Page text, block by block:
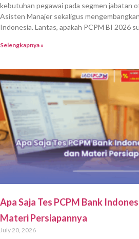
kebutuhan pegawai pada segmen jabatan
Asisten Manajer sekaligus
Indonesia. Lantas, apakah PCPM BI 2026
Selengkapnya »
Apa Saja Tes PCPM Bank
Materi Persiapannya
July 20, 2026